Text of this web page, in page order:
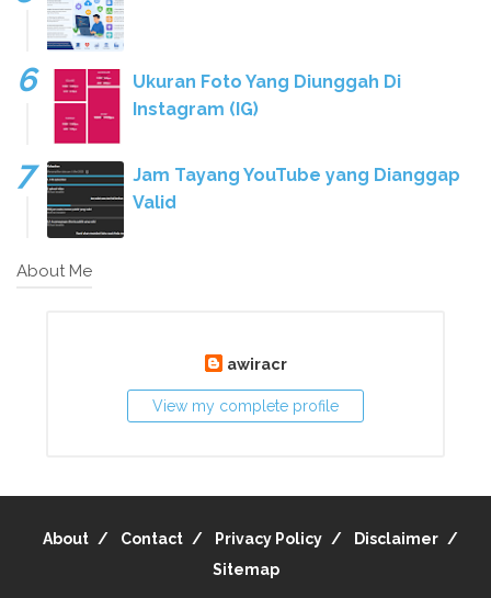
Ukuran Foto Yang Diunggah Di
Instagram (IG)
Jam Tayang YouTube yang Dianggap
Valid
About Me
awiracr
View my complete profile
About Contact Privacy Policy
Disclaimer
Sitemap